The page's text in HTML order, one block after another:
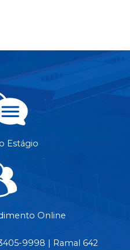
Estágio
Online
9998 | Ramal 642